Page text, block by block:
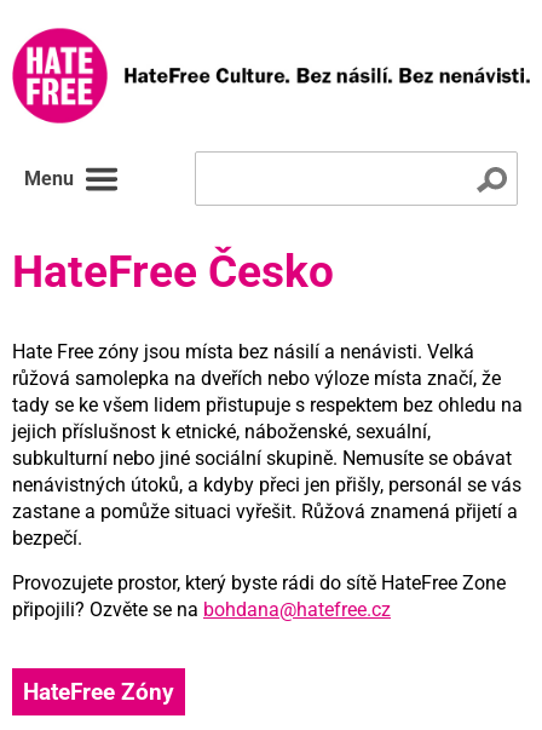
Menu
HateFree Česko
Hate Free zóny jsou místa bez násilí a nenávisti. Velká
růžová samolepka na dveřích nebo výloze místa značí, že
tady se ke všem lidem přistupuje s respektem bez ohledu na
jejich příslušnost k etnické, náboženské, sexuální,
subkulturní nebo jiné sociální skupině. Nemusíte se obávat
nenávistných útoků, a kdyby přeci jen přišly, personál se vás
zastane a pomůže situaci vyřešit. Růžová znamená přijetí a
bezpečí.
Provozujete prostor, který byste rádi do sítě HateFree Zone
připojili? Ozvěte se na bohdana@hatefree.cz
HateFree Zóny